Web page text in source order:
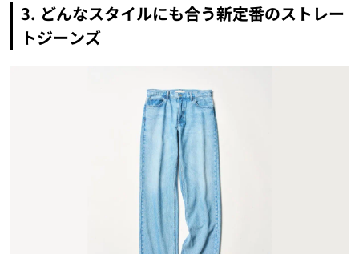
3. どんなスタイルにも合う新定番のストレー
トジーンズ